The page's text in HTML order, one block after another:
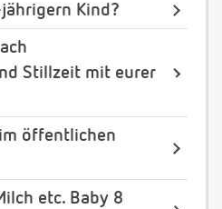
Kind?
Stillzeit mit eurer
öffentlichen
etc. Baby 8